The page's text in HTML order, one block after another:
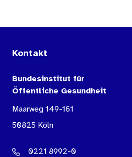
Kontakt
Bundesinstitut für
Öffentliche Gesundheit
Maarweg 149-161
50825 Köln
0221 8992-0